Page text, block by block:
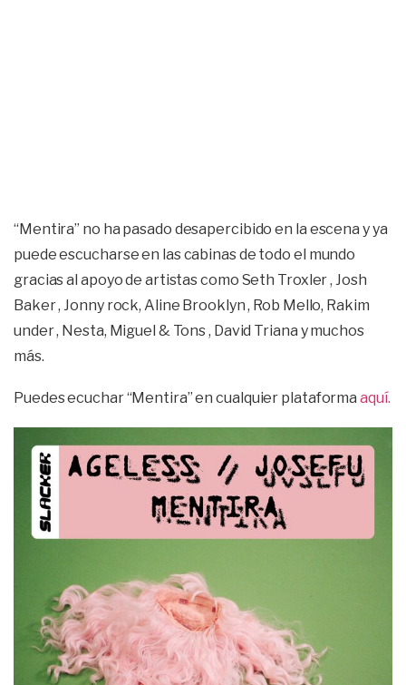
“Mentira” no ha pasado desapercibido en la escena y ya
puede escucharse en las cabinas de todo el mundo
gracias al apoyo de artistas como Seth Troxler , Josh
Baker , Jonny rock, Aline Brooklyn , Rob Mello, Rakim
under , Nesta, Miguel & Tons , David Triana y muchos
más.
Puedes ecuchar “Mentira” en cualquier plataformaaquí.